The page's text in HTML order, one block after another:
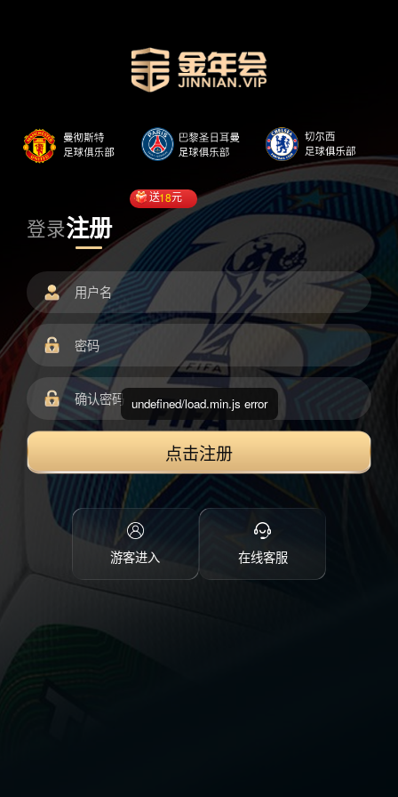
登录注册
送18元
点击注册
游客进入 在线客服
undefined/load.min.js error